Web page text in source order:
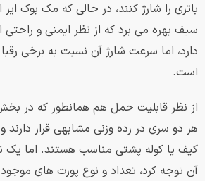
باتری را شارژ کنند، در حالی که مک بوک
سیف بهره می برد که از نظر ایمنی و
دارد، اما سرعت شارژ آن نسبت به برخی
است.
از نظر قابلیت حمل هم همانطور که در
هر دو سری در رده وزنی مشابهی قرار دارند
کیف یا کوله پشتی مناسب هستند. اما یک
آن توجه کرد، تعداد و نوع پورت های